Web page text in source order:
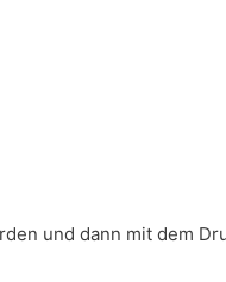
und dann mit dem